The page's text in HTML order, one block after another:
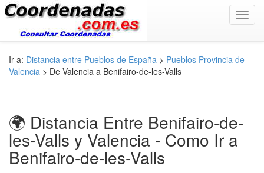
Ir a: Distancia entre Pueblos de España > Pueblos Provincia de
Valencia > De Valencia a Benifairo-de-les-Valls
🌍 Distancia Entre Benifairo-de-
les-Valls y Valencia - Como Ir a
Benifairo-de-les-Valls